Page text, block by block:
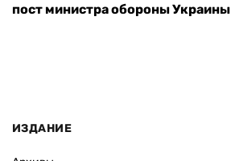
пост министра обороны Украины
ИЗДАНИЕ